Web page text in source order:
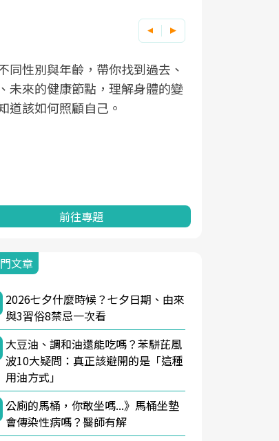
同性別與年齡，帶你找到過去、
未來的健康節點，理解身體的變
道該如何照顧自己。
前往專題
文章
2026七夕什麼時候？七夕日期、由來
與3習俗8禁忌一次看
大豆油、調和油還能吃嗎？苯駢芘風
波10大疑問：真正該避開的是「這種
用油方式」
公廁的馬桶，你敢坐嗎...》馬桶坐墊
會傳染性病嗎？醫師有解